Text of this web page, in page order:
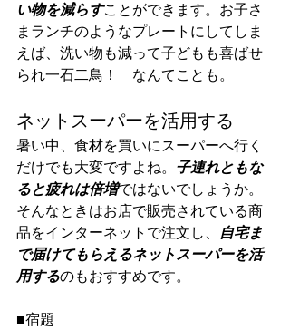
い物を減らすことができます。お子さ
まランチのようなプレートにしてしま
えば、洗い物も減って子どもも喜ばせ
られ一石二鳥！　なんてことも。
ネットスーパーを活用する
暑い中、食材を買いにスーパーへ行く
だけでも大変ですよね。 子連れともな
ると疲れは倍増ではないでしょうか。
そんなときはお店で販売されている商
品をインターネットで注文し、
自宅ま
で届けてもらえるネットスーパーを活
用するのもおすすめです。
■宿題